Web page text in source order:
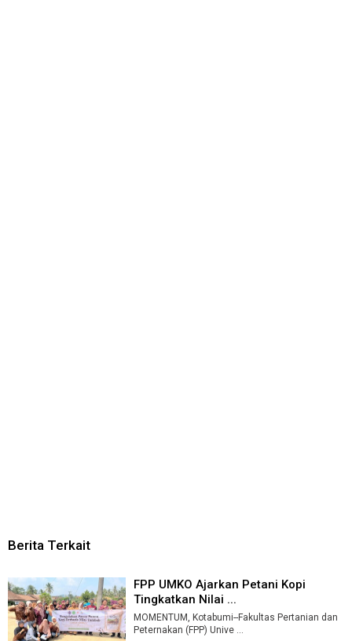
Berita Terkait
FPP UMKO Ajarkan Petani Kopi
Tingkatkan Nilai ...
MOMENTUM, Kotabumi--Fakultas Pertanian dan
Peternakan (FPP) Unive ...